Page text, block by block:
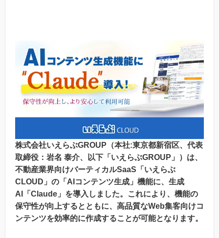
株式会社いえらぶGROUP（本社:東京都新宿区、代表
取締役：岩名 泰介、以下「いえらぶGROUP」）は、
不動産業界向けバーティカルSaaS「いえらぶ
CLOUD」の「AIコンテンツ生成」機能に、生成
AI「Claude」を導入しました。これにより、機能の
保守性が向上するとともに、高品質なWeb集客向けコ
ンテンツを効率的に作成することが可能となります。